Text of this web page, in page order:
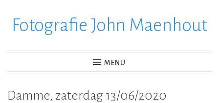
verderFotografie John Maenhout
MENU
Damme, zaterdag 13/06/2020